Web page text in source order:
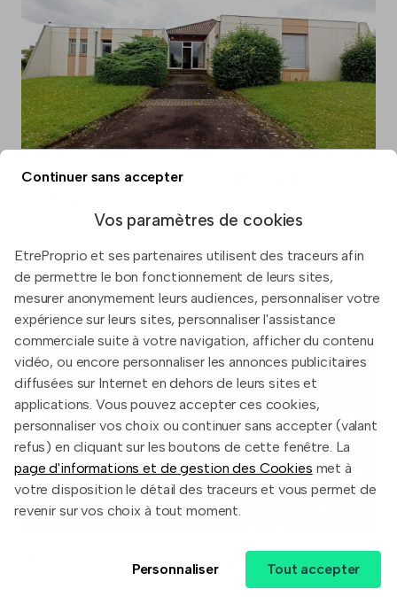
Vente murs (bureaux-cabinet-étude...)
Nous y vendons, sur un Terrain de 1.330m2 environ classé UB1, un
Bâtiment de 1988 d'environ 300m2 tout en RDC, constitué d'u ...
288 850 €
Commerce 335 m² à Limoges
Continuer sans accepter
Vos paramètres de cookies
EtreProprio et ses partenaires utilisent des traceurs afin
de permettre le bon fonctionnement de leurs sites,
mesurer anonymement leurs audiences, personnaliser votre
expérience sur leurs sites, personnaliser l'assistance
commerciale suite à votre navigation, afficher du contenu
vidéo, ou encore personnaliser les annonces publicitaires
diffusées sur Internet en dehors de leurs sites et
applications. Vous pouvez accepter ces cookies,
personnaliser vos choix ou continuer sans accepter (valant
refus) en cliquant sur les boutons de cette fenêtre. La
page d'informations et de gestion des Cookies met à
votre disposition le détail des traceurs et vous permet de
revenir sur vos choix à tout moment.
Personnaliser Tout accepter